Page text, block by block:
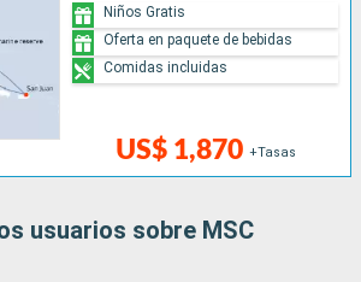
US$ 1,870 +Tasas
Niños Gratis
Oferta en paquete de bebidas
Comidas incluidas
usuarios sobre MSC